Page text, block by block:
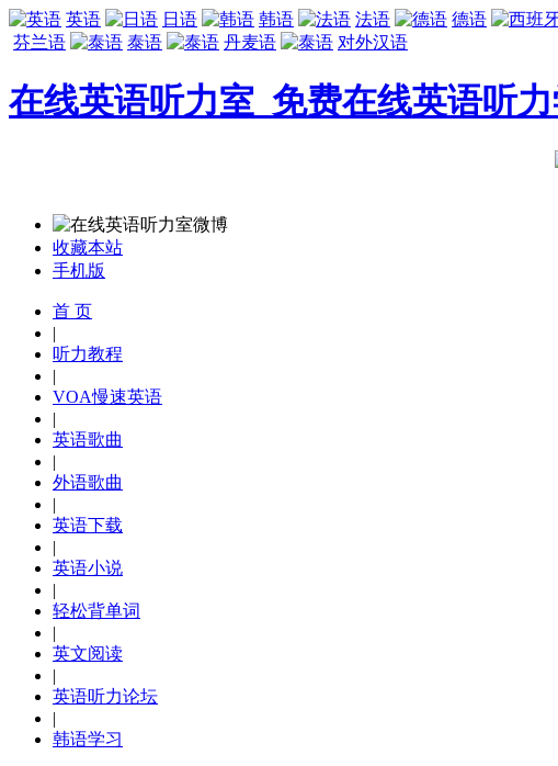
英语 日语 韩语 法语 德语
芬兰语
泰语 丹麦语 对外汉语
在线英语听力室_免费在线英语听
收藏本站
手机版
首 页
|
听力教程
|
VOA慢速英语
|
英语歌曲
|
外语歌曲
|
英语下载
|
英语小说
|
轻松背单词
|
英文阅读
|
英语听力论坛
|
韩语学习